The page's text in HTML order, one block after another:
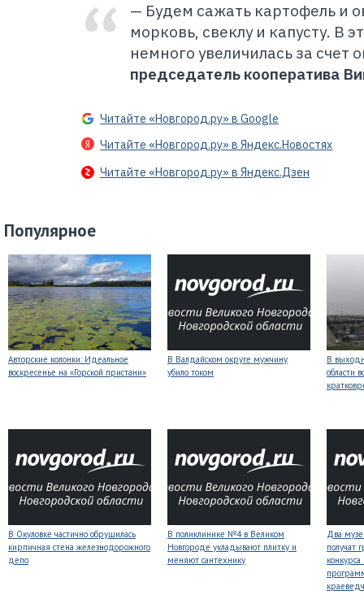
— Будем сажать картофель и
морковь, свеклу и капусту. В
немного увеличилась за счет
председатель кооператива
Читайте «Новгород.ру» в Google
Читайте «Новгород.ру» в Яндекс.Новостях
Читайте «Новгород.ру» в Яндекс.Дзен
Популярное
Авторские колонки: Идеальное
воскресенье на «Горской пристани»
В Валдайском округе мужчину
убило током
В
области
В Окуловке частично обрушилась
кирпичная стена железнодорожного
депо
В поликлинике №4 в Великом
Новгороде укладывают плитку и
меняют сантехнику
Два
получат